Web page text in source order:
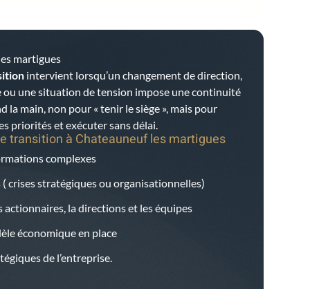
martigues
intervient lorsqu’un changement de direction,
une situation de tension impose une continuité
la main, non pour « tenir le siège », mais pour
priorités et exécuter sans délai.
transition à Chateauneuf les martigues
complexes
crises stratégiques ou organisationnelles)
la directions et les équipes
économique en place
de l’entreprise.